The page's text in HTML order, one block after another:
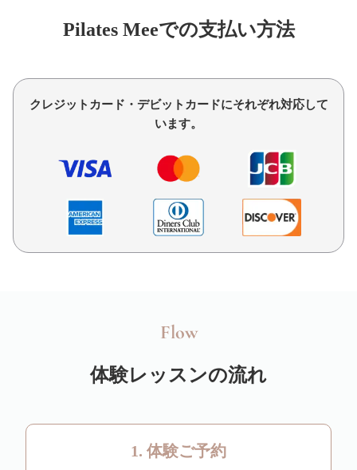
Pilates Meeでの支払い方法
クレジットカード・デビットカードにそれぞれ対応して
います。
Flow
体験レッスンの流れ
1. 体験ご予約